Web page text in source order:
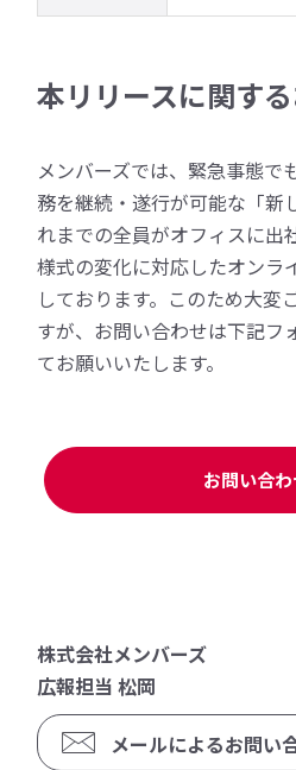
本リリースに関す
メンバーズでは、緊急事態で
務を継続・遂行が可能な「新
れまでの全員がオフィスに出
様式の変化に対応したオンラ
しております。このため大変
すが、お問い合わせは下記フ
てお願いいたします。
お問い合
株式会社メンバーズ
広報担当 松岡
メールによるお問い